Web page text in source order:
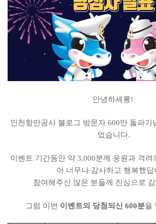
안녕하세룡!
인천항만공사 블로그 방문자 600만 돌파기
었습니다.
이벤트 기간동안 약 3,000분께 응원과 격려
어 너무나 감사하고 행복했답
참여해주신 많은 분들께 진심으로
그럼 이번 이벤트의 당첨되신 600분을